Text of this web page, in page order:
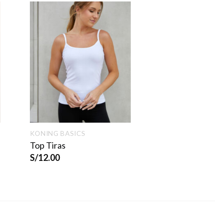
KONING BASICS
Top Tiras
S/12.00